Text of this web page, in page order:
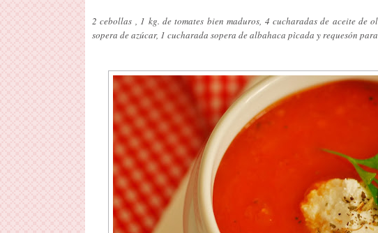
2 cebollas , 1 kg. de tomates bien maduros, 4 cucharadas de aceite de
sopera de azúcar, 1 cucharada sopera de albahaca pìcada y requesón